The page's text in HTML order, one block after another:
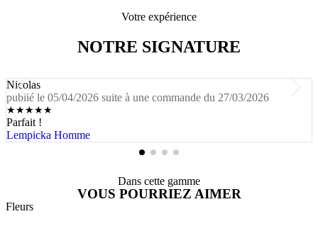
Votre expérience
NOTRE SIGNATURE
Nicolas
publié le 05/04/2026 suite à une commande du 27/03/2026
★★★★★
Parfait !
Lempicka Homme
Dans cette gamme
VOUS POURRIEZ AIMER
Fleurs